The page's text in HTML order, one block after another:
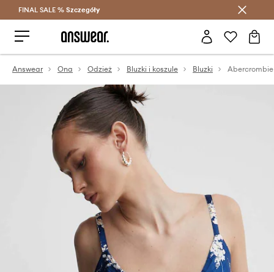
Oszczędzaj z Answear Club >
FINAL SALE % Szczegóły
Answear Ona Odzież Bluzki i koszule Bluzki